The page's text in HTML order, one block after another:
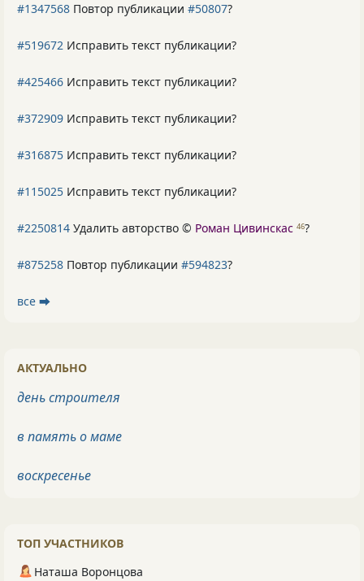
#1347568 Повтор публикации #50807?
#519672 Исправить текст публикации?
#425466 Исправить текст публикации?
#372909 Исправить текст публикации?
#316875 Исправить текст публикации?
#115025 Исправить текст публикации?
#2250814 Удалить авторство © Роман Цивинскас 46?
#875258 Повтор публикации #594823?
все ⮕
АКТУАЛЬНО
день строителя
в память о маме
воскресенье
ТОП УЧАСТНИКОВ
Наташа Воронцова